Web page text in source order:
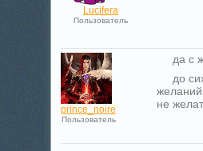
Lucifera
Пользователь
prince_noire
Пользователь
да с
до
не